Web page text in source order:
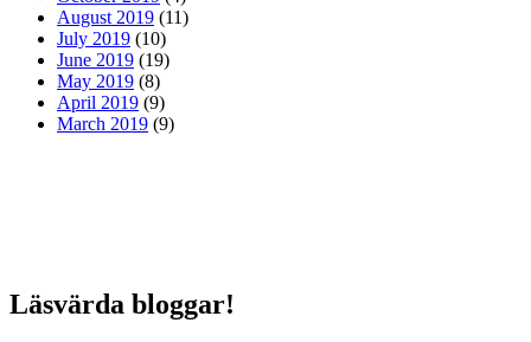
August 2019 (11)
July 2019 (10)
June 2019 (19)
May 2019 (8)
April 2019 (9)
March 2019 (9)
Läsvärda bloggar!